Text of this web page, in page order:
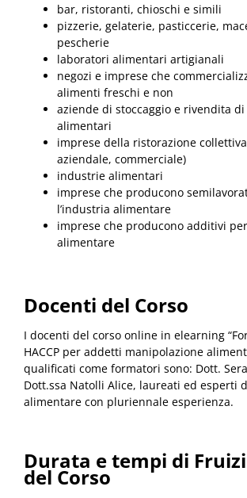
bar, ristoranti, chioschi e simili
pizzerie, gelaterie, pasticcerie,
pescherie
laboratori alimentari artigianali
negozi e imprese che
alimenti freschi e non
aziende di stoccaggio e rivendita
alimentari
imprese della ristorazione
aziendale, commerciale)
industrie alimentari
imprese che producono
l’industria alimentare
imprese che producono additivi
alimentare
Docenti del Corso
I docenti del corso online in elearning
HACCP per addetti manipolazione
qualificati come formatori sono: Dott.
Dott.ssa Natolli Alice, laureati ed esperti
alimentare con pluriennale esperienza.
Durata e tempi di
del Corso